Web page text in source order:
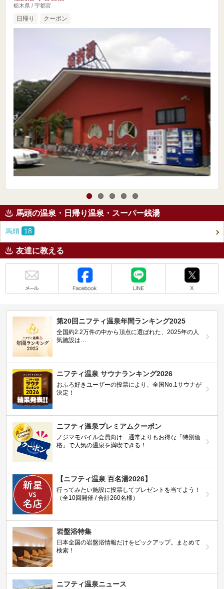
栃木県 / 宇都宮
日帰り クーポン
馬頭の温泉・日帰り温泉・スーパー銭湯
馬頭 18
友達に教える
第20回ニフティ温泉年間ランキング2025
全国約2.2万件の中から頂点に選ばれた、2025年の人
気施設は…
ニフティ温泉 サウナランキング2026
おふろ好きユーザーの投票により、全国No.1サウナが
決定！
ニフティ温泉プレミアムクーポン
ノジマモバイル会員向け 通常よりもお得な「特別価
格」で人気の温泉を満喫できる！
【ニフティ温泉 百名湯2026】
行ってみたい施設に投票してプレゼントを当てよう！
（全10回開催 / 合計260名様）
岩盤浴特集
日本全国の岩盤浴情報だけをピックアップ。まとめて
検索！
ニフティ温泉ニュース